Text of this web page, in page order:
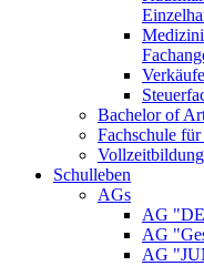
Bachelor of
Fachschule
Schulleben
AGs
AG
AG
AG